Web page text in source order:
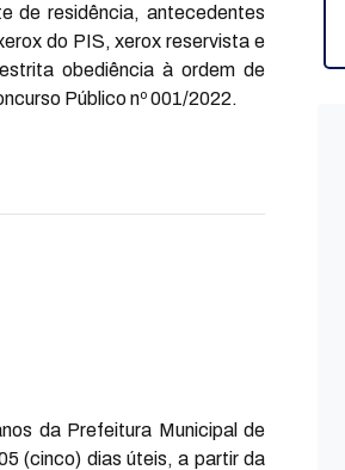
de residência, antecedentes
do PIS, xerox reservista e
obediência à ordem de
Público nº 001/2022.
da Prefeitura Municipal de
(cinco) dias úteis, a partir da